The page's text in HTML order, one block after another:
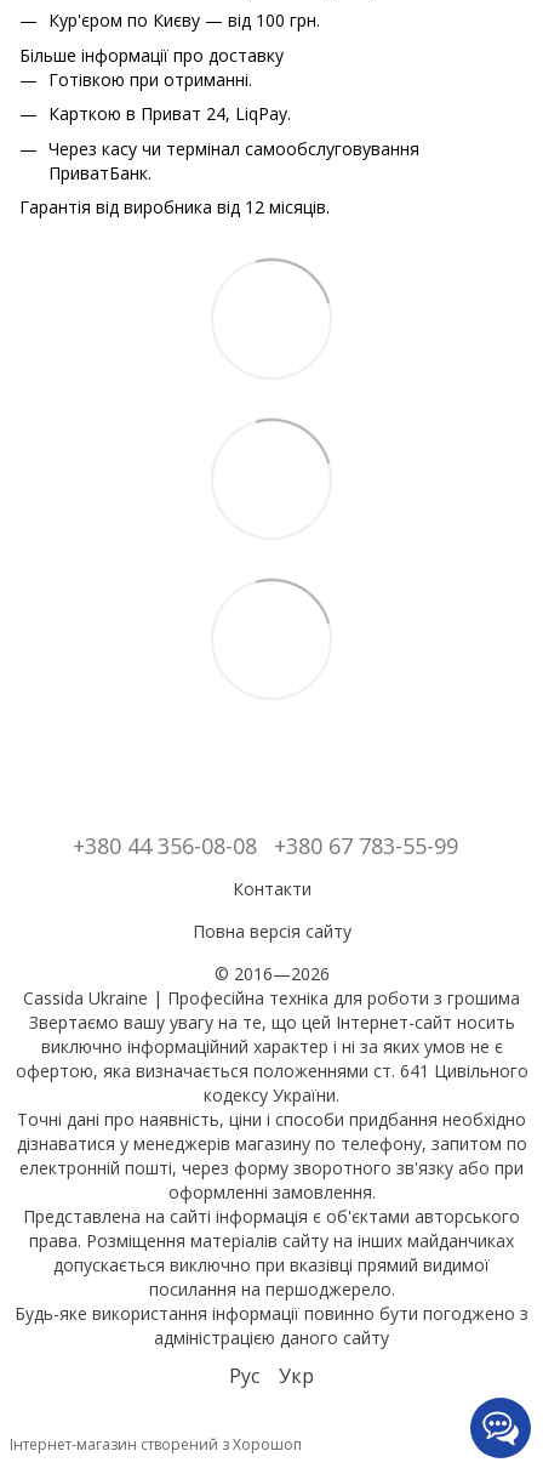
Кур'єром по Києву — від 100 грн.
Більше інформації про доставку
Готівкою при отриманні.
Карткою в Приват 24, LiqPay.
Через касу чи термінал самообслуговування
ПриватБанк.
Гарантія від виробника від 12 місяців.
+380 44 356-08-08 +380 67 783-55-99
Контакти
Повна версія сайту
© 2016—2026
Cassida Ukraine | Професійна техніка для роботи з грошима
Звертаємо вашу увагу на те, що цей Інтернет-сайт носить
виключно інформаційний характер і ні за яких умов не є
офертою, яка визначається положеннями ст. 641 Цивільного
кодексу України.
Точні дані про наявність, ціни і способи придбання необхідно
дізнаватися у менеджерів магазину по телефону, запитом по
електронній пошті, через форму зворотного зв'язку або при
оформленні замовлення.
Представлена на сайті інформація є об'єктами авторського
права. Розміщення матеріалів сайту на інших майданчиках
допускається виключно при вказівці прямий видимої
посилання на першоджерело.
Будь-яке використання інформації повинно бути погоджено з
адміністрацією даного сайту
Рус Укр
Інтернет-магазин створений з Хорошоп